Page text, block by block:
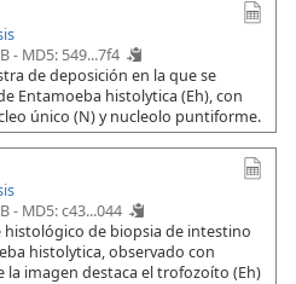
- MD5: 549...7f4
de deposición en la que se
Entamoeba histolytica (Eh), con
único (N) y nucleolo puntiforme.
- MD5: c43...044
histológico de biopsia de intestino
histolytica, observado con
la imagen destaca el trofozoíto (Eh)